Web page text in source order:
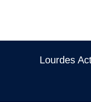
Lourdes